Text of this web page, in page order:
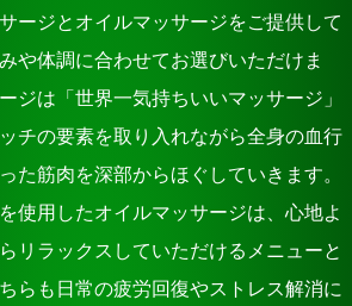
ージとオイルマッサージをご提供して
や体調に合わせてお選びいただけま
ジは「世界一気持ちいいマッサージ」
チの要素を取り入れながら全身の血行
た筋肉を深部からほぐしていきます。
使用したオイルマッサージは、心地よ
リラックスしていただけるメニューと
らも日常の疲労回復やストレス解消に